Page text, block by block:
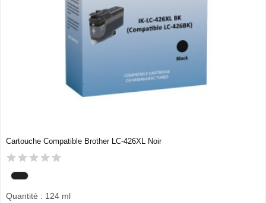
Cartouche Compatible Brother LC-426XL Noir
Quantité : 124 ml